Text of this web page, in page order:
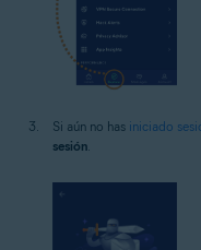
Si aún no has iniciado
sesión.